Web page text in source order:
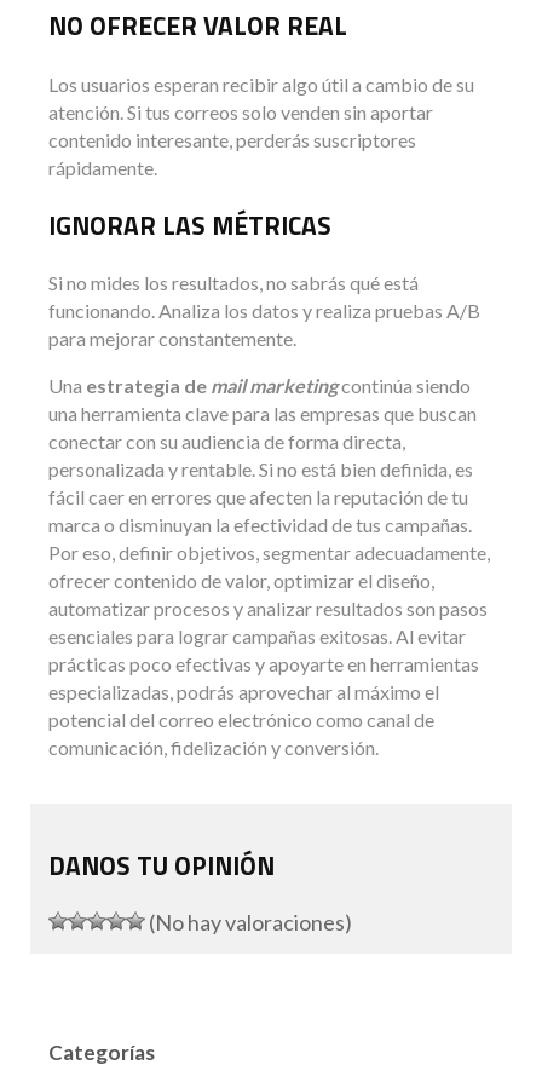
NO OFRECER VALOR REAL
Los usuarios esperan recibir algo útil a cambio de su
atención. Si tus correos solo venden sin aportar
contenido interesante, perderás suscriptores
rápidamente.
IGNORAR LAS MÉTRICAS
Si no mides los resultados, no sabrás qué está
funcionando. Analiza los datos y realiza pruebas A/B
para mejorar constantemente.
Una estrategia de mail marketingcontinúa siendo
una herramienta clave para las empresas que buscan
conectar con su audiencia de forma directa,
personalizada y rentable. Si no está bien definida, es
fácil caer en errores que afecten la reputación de tu
marca o disminuyan la efectividad de tus campañas.
Por eso, definir objetivos, segmentar adecuadamente,
ofrecer contenido de valor, optimizar el diseño,
automatizar procesos y analizar resultados son pasos
esenciales para lograr campañas exitosas. Al evitar
prácticas poco efectivas y apoyarte en herramientas
especializadas, podrás aprovechar al máximo el
potencial del correo electrónico como canal de
comunicación, fidelización y conversión.
DANOS TU OPINIÓN
(No hay valoraciones)
Categorías